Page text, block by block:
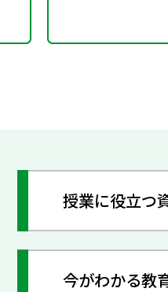
授業に役立つ
今がわかる教